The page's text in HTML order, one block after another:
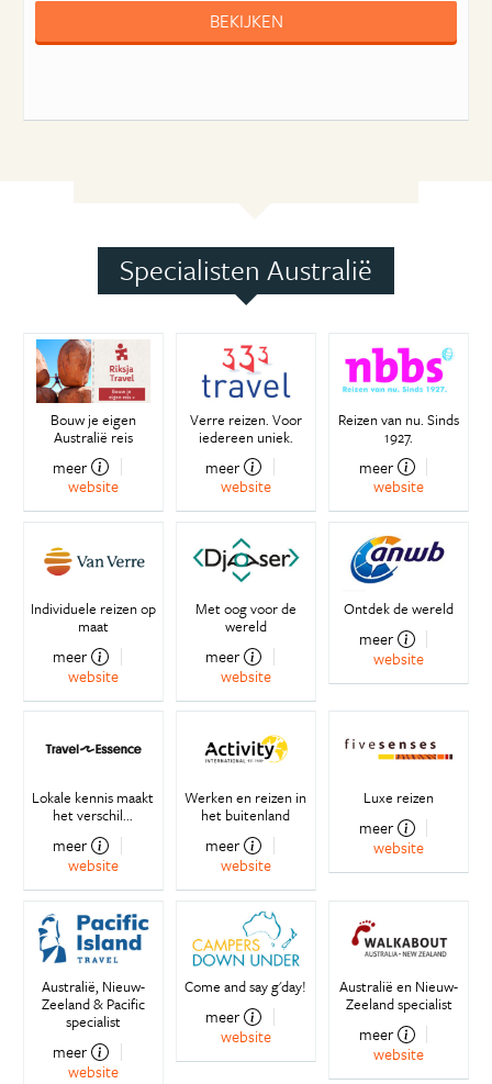
BEKIJKEN
Specialisten Australië
Bouw je eigen
Australië reis
meer
website
Verre reizen. Voor
iedereen uniek.
meer
website
Reizen van nu. Sinds
1927.
meer
website
Individuele reizen op
maat
meer
website
Met oog voor de
wereld
meer
website
Ontdek de wereld
meer
website
Lokale kennis maakt
het verschil...
meer
website
Werken en reizen in
het buitenland
meer
website
Luxe reizen
meer
website
Australië, Nieuw-
Zeeland & Pacific
specialist
meer
website
Come and say g'day!
meer
website
Australië en Nieuw-
Zeeland specialist
meer
website